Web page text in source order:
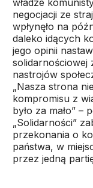
władze
negocjacji ze
wpłynęło na
daleko idących
jego opinii
solidarnościowej
nastrojów
„Nasza strona
kompromisu z
było za mało” –
„Solidarności”
przekonania o
państwa, w
przez jedną